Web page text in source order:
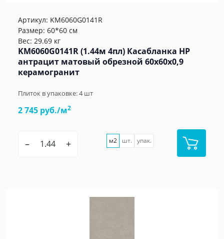
Артикул: KM6060G0141R
Размер: 60*60 см
Вес: 29.69 кг
KM6060G0141R (1.44м 4пл) Касабланка HP
антрацит матовый обрезной 60x60x0,9
керамогранит
Плиток в упаковке:4шт
2 745 руб./м2
– + м2 шт. упак.